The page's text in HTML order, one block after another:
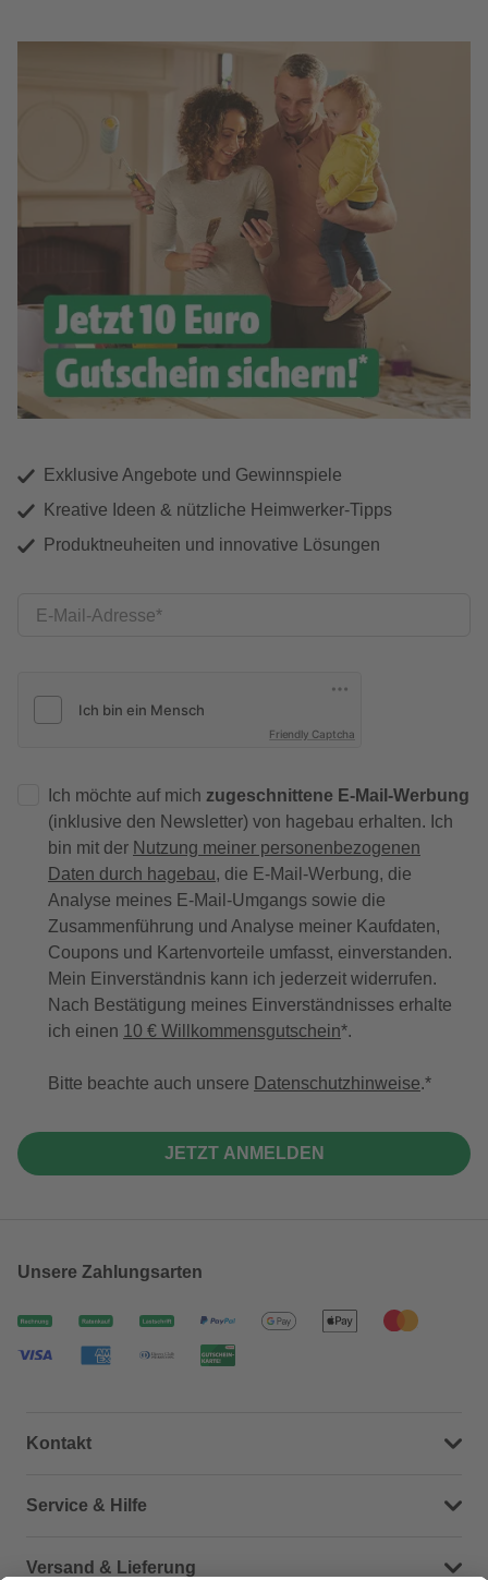
Exklusive Angebote und Gewinnspiele
Kreative Ideen & nützliche Heimwerker-Tipps
Produktneuheiten und innovative Lösungen
E-Mail-Adresse
Friendly Captcha
Ich möchte auf mich zugeschnittene E-Mail-Werbung
(inklusive den Newsletter) von hagebau erhalten. Ich
bin mit der Nutzung meiner personenbezogenen
Daten durch hagebau, die E-Mail-Werbung, die
Analyse meines E-Mail-Umgangs sowie die
Zusammenführung und Analyse meiner Kaufdaten,
Coupons und Kartenvorteile umfasst, einverstanden.
Mein Einverständnis kann ich jederzeit widerrufen.
Nach Bestätigung meines Einverständnisses erhalte
ich einen 10 € Willkommensgutschein*.
Bitte beachte auch unsere Datenschutzhinweise.
JETZT ANMELDEN
Unsere Zahlungsarten
Kontakt
Dein Kontakt zu uns
Service & Hilfe
Häufige Fragen (FAQ)
Versand & Lieferung